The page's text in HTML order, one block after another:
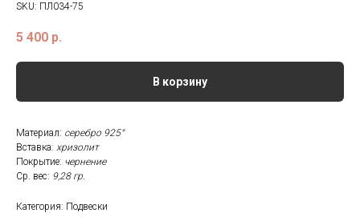
SKU: ПЛ034-75
5 400 р.
В корзину
Материал: серебро 925°
Вставка: хризолит
Покрытие: чернение
Ср. вес: 9,28 гр.
Категория: Подвески